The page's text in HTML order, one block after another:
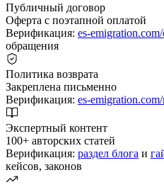
Публичный договор
Оферта с поэтапной оплатой
Верификация: es-
обращения
Политика возврата
Закреплена письменно
Верификация: es-
Экспертный контент
100+ авторских статей
Верификация: раздел блога и
кейсов, законов